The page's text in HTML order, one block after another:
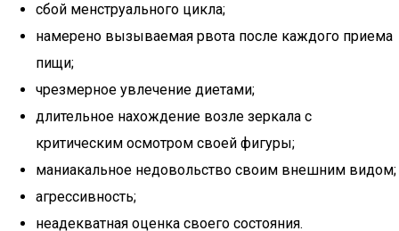
сбой менструального цикла;
намерено вызываемая рвота после каждого приема
пищи;
чрезмерное увлечение диетами;
длительное нахождение возле зеркала с
критическим осмотром своей фигуры;
маниакальное недовольство своим внешним видом;
агрессивность;
неадекватная оценка своего состояния.